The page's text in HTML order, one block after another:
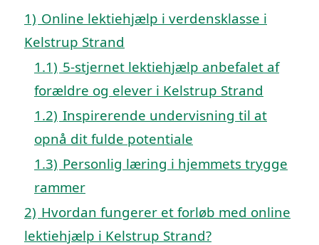
1) Online lektiehjælp i verdensklasse i
Kelstrup Strand
1.1) 5-stjernet lektiehjælp anbefalet af
forældre og elever i Kelstrup Strand
1.2) Inspirerende undervisning til at
opnå dit fulde potentiale
1.3) Personlig læring i hjemmets trygge
rammer
2) Hvordan fungerer et forløb med online
lektiehjælp i Kelstrup Strand?